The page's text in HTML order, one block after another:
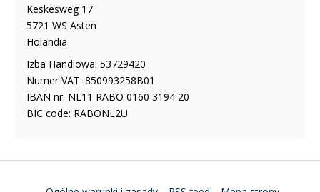
Keskesweg 17
5721 WS Asten
Holandia
Izba Handlowa: 53729420
Numer VAT: 850993258B01
IBAN nr: NL11 RABO 0160 3194 20
BIC code: RABONL2U